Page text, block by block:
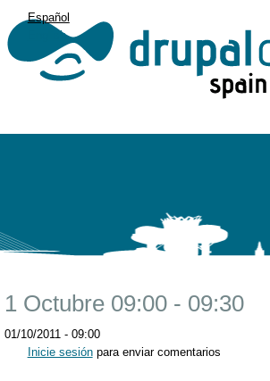
Español
English
1 Octubre 09:00 - 09:30
01/10/2011 - 09:00
Inicie sesiónpara enviar comentarios